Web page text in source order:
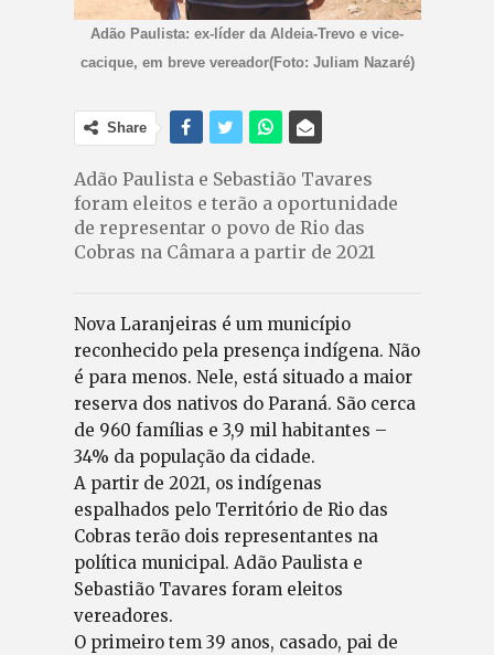
Adão Paulista: ex-líder da Aldeia-Trevo e vice-
cacique, em breve vereador(Foto: Juliam Nazaré)
Share
Adão Paulista e Sebastião Tavares
foram eleitos e terão a oportunidade
de representar o povo de Rio das
Cobras na Câmara a partir de 2021
Nova Laranjeiras é um município
reconhecido pela presença indígena. Não
é para menos. Nele, está situado a maior
reserva dos nativos do Paraná. São cerca
de 960 famílias e 3,9 mil habitantes –
34% da população da cidade.
A partir de 2021, os indígenas
espalhados pelo Território de Rio das
Cobras terão dois representantes na
política municipal. Adão Paulista e
Sebastião Tavares foram eleitos
vereadores.
O primeiro tem 39 anos, casado, pai de